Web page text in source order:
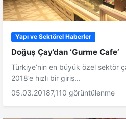
Yapı ve Sektörel Haberler
Doğuş Çay’dan ‘Gurme Cafe’
Türkiye’nin en büyük özel sektör
2018’e hızlı bir giriş...
05.03.20187,110 görüntülenme